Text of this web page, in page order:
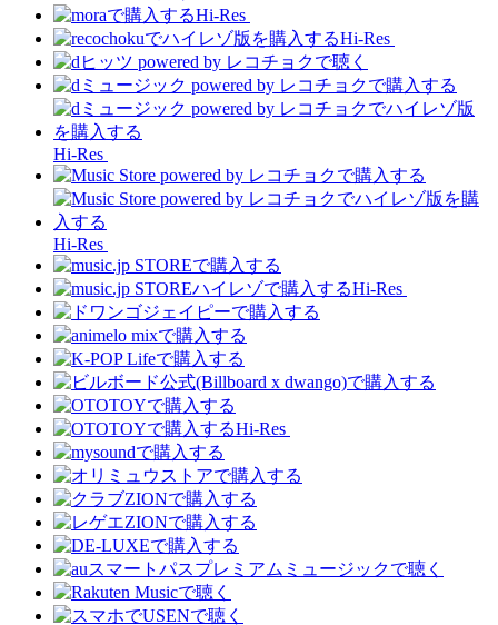
Hi-Res
Hi-Res
Hi-Res
Hi-Res
Hi-Res
Hi-Res